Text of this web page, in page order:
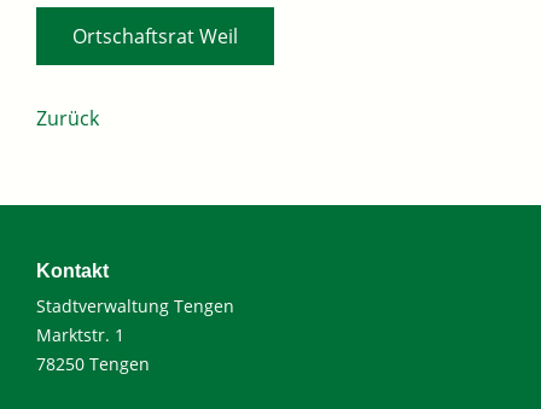
Ortschaftsrat Weil
Zurück
Kontakt
Stadtverwaltung Tengen
Marktstr. 1
78250 Tengen